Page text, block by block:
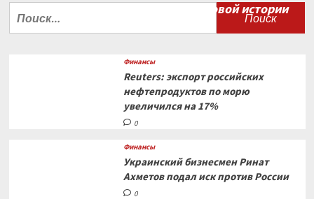
большой финансовый крах в мировой истории
Финансы
Reuters: экспорт российских
нефтепродуктов по морю
увеличился на 17%
0
Финансы
Украинский бизнесмен Ринат
Ахметов подал иск против России
0